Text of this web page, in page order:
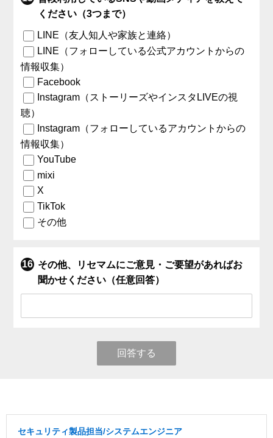
ください（3つまで）
LINE（友人知人や家族と連絡）
LINE（フォローしている公式アカウントからの
情報収集）
Facebook
Instagram（ストーリーズやインスタLIVEの視
聴）
Instagram（フォローしているアカウントからの
情報収集）
YouTube
mixi
X
TikTok
その他
その他、リセマムにご意見・ご要望があればお
聞かせください（任意回答）
回答する
セキュリティ製品担当/システムエンジニア